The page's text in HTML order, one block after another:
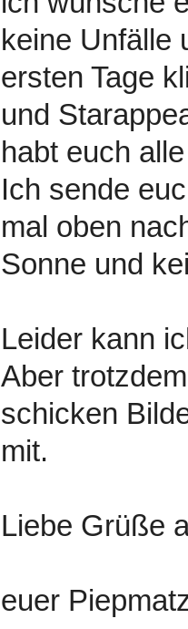
keine Unfälle
ersten Tage
und
habt euch
Ich sende
mal oben
Sonne und
Leider kann
Aber
schicken
mit.
Liebe Grüße
euer